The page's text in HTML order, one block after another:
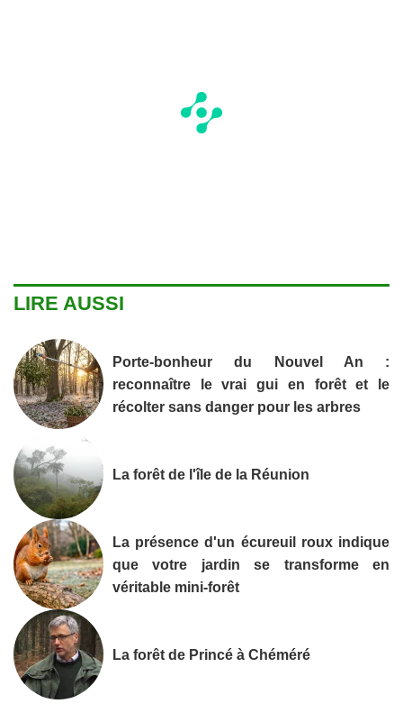
LIRE AUSSI
Porte-bonheur du Nouvel An :
reconnaître le vrai gui en forêt et le
récolter sans danger pour les arbres
La forêt de l'île de la Réunion
La présence d'un écureuil roux indique
que votre jardin se transforme en
véritable mini-forêt
La forêt de Princé à Chéméré